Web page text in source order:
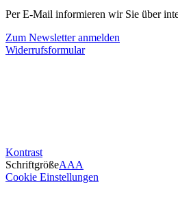
Per E-Mail informieren wir Sie über
Zum Newsletter anmelden
Widerrufsformular
Kontrast
SchriftgrößeAAA
Cookie Einstellungen